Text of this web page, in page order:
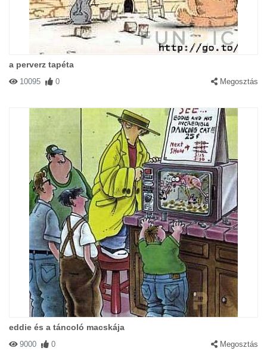
a perverz tapéta
10095 0 Megosztás
eddie és a táncoló macskája
9000 0 Megosztás